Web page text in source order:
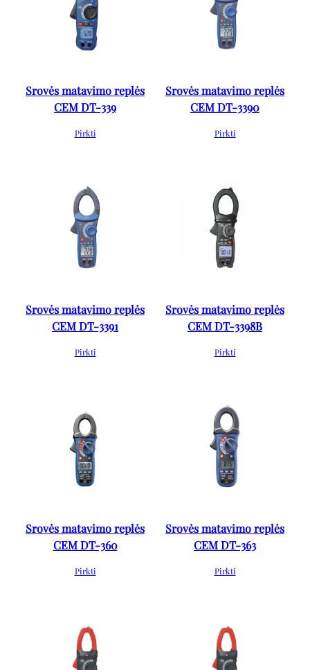
Srovės matavimo replės
CEM DT-339
Pirkti
Srovės matavimo replės
CEM DT-3390
Pirkti
Srovės matavimo replės
CEM DT-3391
Pirkti
Srovės matavimo replės
CEM DT-3398B
Pirkti
Srovės matavimo replės
CEM DT-360
Pirkti
Srovės matavimo replės
CEM DT-363
Pirkti